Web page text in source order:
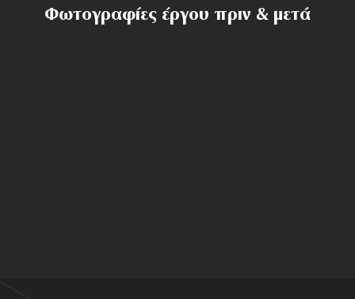
Φωτογραφίες έργου πριν & μετά